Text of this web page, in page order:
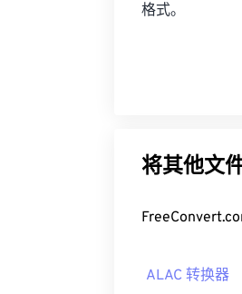
格式。
将其他文
ALAC 转换器